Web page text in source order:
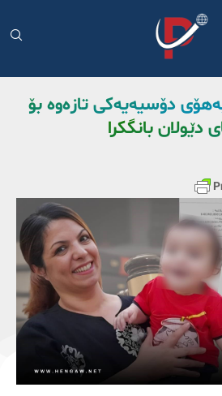
دۆسیەیەکی تازەوە بۆ
دێولان بانگکرا